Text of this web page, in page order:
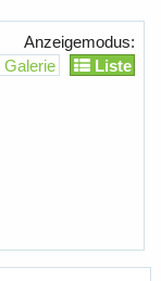
Anzeigemodus:
Galerie
Liste